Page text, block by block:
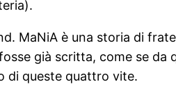
MaNiA è una storia di
già scritta, come se da
di queste quattro vite.